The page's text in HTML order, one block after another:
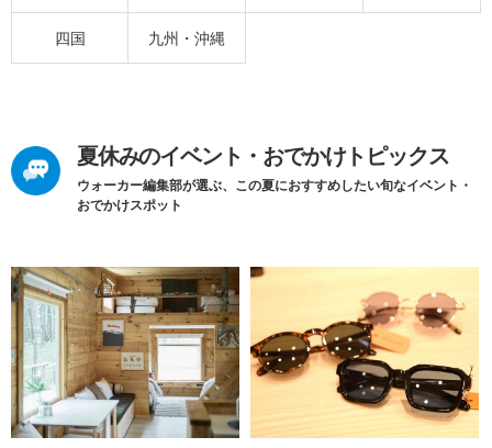
四国 九州・沖縄
夏休みのイベント・おでかけトピックス
ウォーカー編集部が選ぶ、この夏におすすめしたい旬なイベント・
おでかけスポット